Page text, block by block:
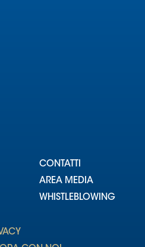
CONTATTI
AREA MEDIA
WHISTLEBLOWING